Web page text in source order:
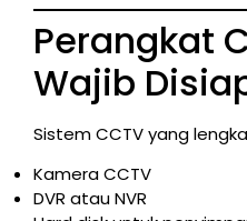
Perangkat
Wajib
Sistem CCTV yang
Kamera CCTV
DVR atau NVR